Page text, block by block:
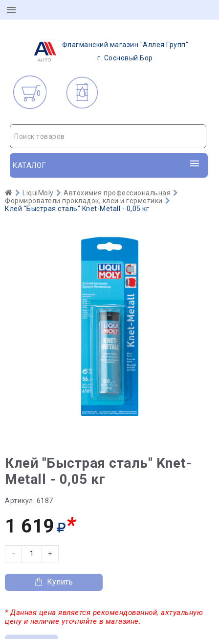
Флагманский магазин "Аллея Групп"
г. Сосновый Бор
0
Поиск товаров
КАТАЛОГ
LiquiMoly
Автохимия профессиональная
Формирователи прокладок, клеи и герметики
Клей "Быстрая сталь" Knet-Metall - 0,05 кг
Клей "Быстрая сталь" Knet-
Metall - 0,05 кг
Артикул: 6187
1 619 *
− +
Купить
* Данная цена является рекомендованной, актуальную
цену и наличие уточняйте в магазине.